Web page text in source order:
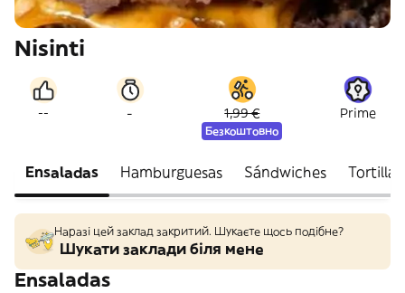
Nisinti
-- - 1,99 €
Безкоштовно
Prime
Ensaladas Hamburguesas Sándwiches Tortillas
Наразі цей заклад закритий. Шукаєте щось подібне?
Шукати заклади біля мене
Ensaladas